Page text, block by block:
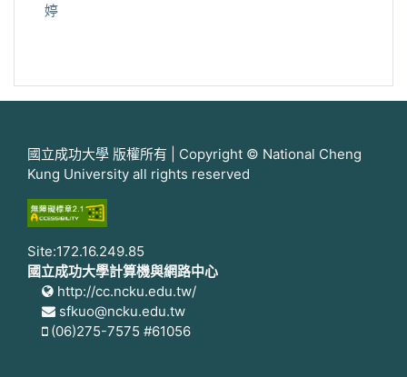
婷
國立成功大學 版權所有 | Copyright © National Cheng
Kung University all rights reserved
Site:172.16.249.85
國立成功大學計算機與網路中心
http://cc.ncku.edu.tw/
sfkuo@ncku.edu.tw
(06)275-7575 #61056